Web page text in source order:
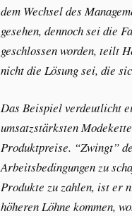
dem Wechsel des
gesehen, dennoch sei die
geschlossen worden, teilt
nicht die Lösung sei, die
Das Beispiel verdeutlicht
umsatzstärksten
Produktpreise. “Zwingt”
Arbeitsbedingungen zu
Produkte zu zahlen, ist er
höheren Löhne kommen,